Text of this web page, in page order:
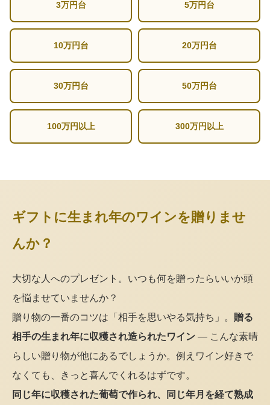
3万円台 5万円台
10万円台 20万円台
30万円台 50万円台
100万円以上 300万円以上
ギフトに生まれ年のワインを贈りませ
んか？
大切な人へのプレゼント。いつも何を贈ったらいいか頭
を悩ませていませんか？
贈り物の一番のコツは「相手を思いやる気持ち」。 贈る
相手の生まれ年に収穫され造られたワイン — こんな素晴
らしい贈り物が他にあるでしょうか。例えワイン好きで
なくても、きっと喜んでくれるはずです。
同じ年に収穫された葡萄で作られ、同じ年月を経て熟成